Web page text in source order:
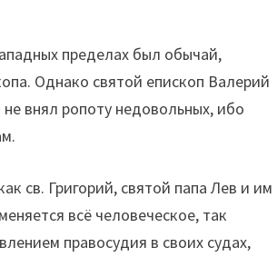
пределах был обычай,
Однако святой епископ Валерий
внял ропоту недовольных, ибо
св. Григорий, святой папа Лев и им
всё человеческое, так
правосудия в своих судах,